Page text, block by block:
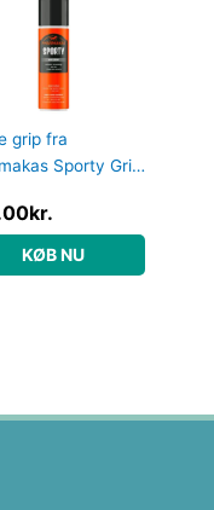
grip fra
Sporty Grip
kr.
KØB NU